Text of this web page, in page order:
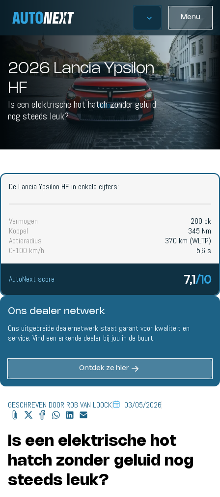
Menu
2026 Lancia Ypsilon
HF
Is een elektrische hot hatch zonder geluid
nog steeds leuk?
De Lancia Ypsilon HF in enkele cijfers:
Vermogen
280 pk
Koppel
345 Nm
Actieradius
370 km (WLTP)
0-100 km/h
5,6 s
AutoNext score 7,1/10
Ons dealer netwerk
Ons uitgebreide dealernetwerk staat garant voor kwaliteit en
service. Vind een erkende dealer bij jou in de buurt.
Ontdek ze hier
GESCHREVEN DOOR ROB VAN LOOCK 03/05/2026
Is een elektrische hot
hatch zonder geluid nog
steeds leuk?